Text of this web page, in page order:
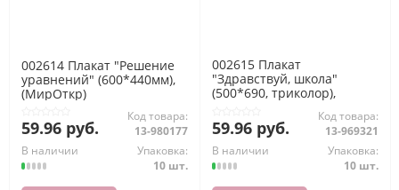
002614 Плакат "Решение
уравнений" (600*440мм),
(МирОткр)
59.96 руб.
Код товара:
13-980177
В наличии
Упаковка:
10 шт.
002615 Плакат
"Здравствуй, школа"
(500*690, триколор),
59.96 руб.
Код товара:
13-969321
В наличии
Упаковка:
10 шт.